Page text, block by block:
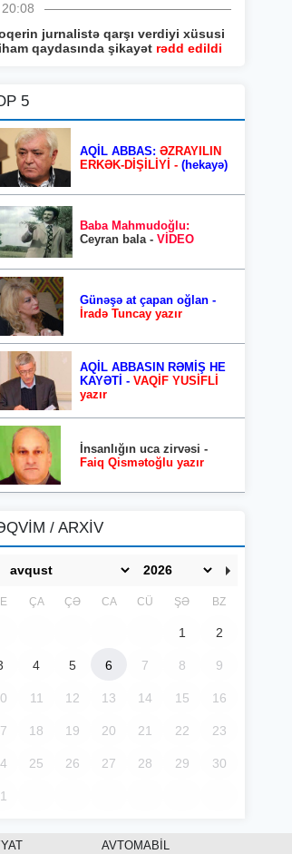
20:08
jurnalistə qarşı verdiyi xüsusi
qaydasında şikayət rədd edildi
5
AQİL ABBAS: ƏZRAYILIN
ERKƏK-DİŞİLİYİ - (hekayə)
Baba Mahmudoğlu:
Ceyran bala - VİDEO
Günəşə at çapan oğlan -
İradə Tuncay yazır
AQİL ABBASIN RƏMİŞ HE
KAYƏTİ - VAQİF YUSİFLİ
yazır
İnsanlığın uca zirvəsi -
Faiq Qismətoğlu yazır
/ ARXİV
ÇA ÇƏ CA CÜ ŞƏ BZ
1 2
4 5 6 7 8 9
11 12 13 14 15 16
18 19 20 21 22 23
25 26 27 28 29 30
AVTOMABİL